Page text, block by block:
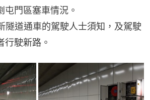
屯門區塞車情況。
隧道通車的駕駛人士須知，及駕駛
行駛新路。